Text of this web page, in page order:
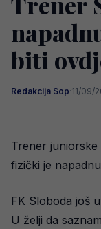
biti
Redakcija Sop·11/09/
Trener juniorske
fizički je
FK Sloboda još
U želji da